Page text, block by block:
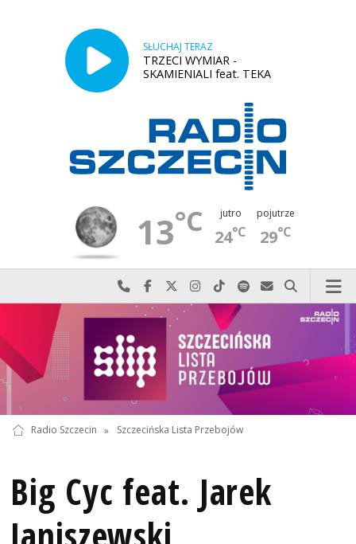
SŁUCHAJ TERAZ
TRZECI WYMIAR -
SKAMIENIALI feat. TEKA
13°C jutro
24°C
pojutrze
29°C
Najlepiej po prostu do nas zadzwoń
Odwiedź nas na Facebook-u
Odwiedź nas na X
Odwiedź nas na Instagram-ie
Odwiedź nas na TikTok-u
Szukaj nas na Spotify
Wyślij do nas
Szukaj
Radio Szczecin » Szczecińska Lista Przebojów
Big Cyc feat. Jarek